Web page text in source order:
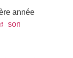
année
son